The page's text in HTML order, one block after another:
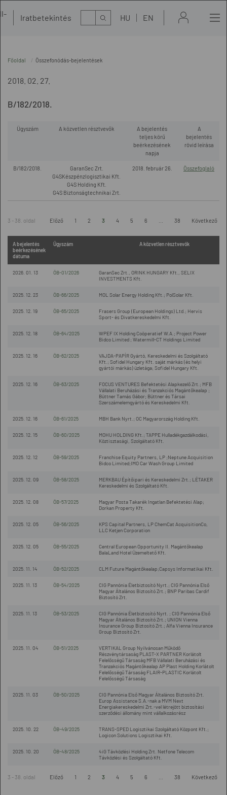
Iratbetekintés Kereső HU EN
Főoldal Összefonódás-bejelentések
2018. 02. 27.
B/182/2018.
Ügyszám A közvetlen résztvevők
A bejelentés
teljes körű
beérkezésének
napja
A
bejelentés
rövid leírása
B/182/2018.
GaranSec Zrt.
G4SKészpénzlogisztikai Kft.
G4S Holding Kft.
G4S Biztonságtechnikai Zrt.
2018. február 26. Összefoglaló
3 - 38. oldal Előző 1 2 3 4 5 6 38 Következő
A bejelentés
beérkezésének
dátuma
Ügyszám A közvetlen résztvevők
2026. 01. 13 ÖB-01/2026
GaranSec Zrt., ORINK HUNGARY Kft., SELIX
INVESTMENTS Kft.
2025. 12. 23 ÖB-66/2025 MOL Solar Energy Holding Kft.; PolSolar Kft.
2025. 12. 19 ÖB-65/2025
Frasers Group (European Holdings) Ltd.; Hervis
Sport- és Divatkereskedelmi Kft.
2025. 12. 18 ÖB-64/2025
WPEF IX Holding Coöperatief W.A.; Project Power
Bidco Limited ; Watermill-CT Holdings Limited
2025. 12. 16 ÖB-62/2025
VAJDA-PAPÍR Gyártó, Kereskedelmi és Szolgáltató
Kft.; Sofidel Hungary Kft. saját márkás (és helyi
gyártói márkás) üzletága; Sofidel Hungary Kft.
2025. 12. 16 ÖB-63/2025
FOCUS VENTURES Befektetési Alapkezelő Zrt.; MFB
Vállalati Beruházási és Tranzakciós Magántőkealap ;
Büttner Tamás Gábor; Büttner és Társai
Szerszámelemgyártó és Kereskedelmi Kft.
2025. 12. 16 ÖB-61/2025 MBH Bank Nyrt.; OC Magyarország Holding Kft.
2025. 12. 15 ÖB-60/2025
MOHU HOLDING Kft.; TAPPE Hulladékgazdálkodási,
Köztisztasági, Szolgáltató Kft.
2025. 12. 12 ÖB-59/2025
Franchise Equity Partners, LP ;Neptune Acquisition
Bidco Limited;IMO Car Wash Group Limited
2025. 12. 09 ÖB-58/2025
MERKBAU Építőipari és Kereskedelmi Zrt.; LÉTAKER
Kereskedelmi és Szolgáltató Kft.
2025. 12. 08 ÖB-57/2025
Magyar Posta Takarék Ingatlan Befektetési Alap;
Dorkan Property Kft.
2025. 12. 05 ÖB-56/2025
KPS Capital Partners, LP ChemCat AcquisitionCo,
LLC Ketjen Corporation
2025. 12. 05 ÖB-55/2025
Central European Opportunity II. Magántőkealap
BalaLand Hotel Üzemeltető Kft.
2025. 11. 14 ÖB-52/2025 CLM Future Magántőkealap;Capsys Informatikai Kft.
2025. 11. 13 ÖB-54/2025
CIG Pannónia Életbiztosító Nyrt.; CIG Pannónia Első
Magyar Általános Biztosító Zrt.; BNP Paribas Cardif
Biztosító Zrt.
2025. 11. 13 ÖB-53/2025
CIG Pannónia Életbiztosító Nyrt. ; CIG Pannónia Első
Magyar Általános Biztosító Zrt.; UNION Vienna
Insurance Group Biztosító Zrt.; Alfa Vienna Insurance
Group Biztosító Zrt.
2025. 11. 04 ÖB-51/2025
VERTIKAL Group Nyilvánosan Működő
Részvénytársaság PLAST-X PARTNER Korlátolt
Felelősségű Társaság MFB Vállalati Beruházási és
Tranzakciós Magántőkealap AP Plast Holding Korlátolt
Felelősségű Társaság FLAIR-PLASTIC Korlátolt
Felelősségű Társaság
2025. 11. 03 ÖB-50/2025
CIG Pannónia Első Magyar Általános Biztosító Zrt.
Europ Assistance S.A.-nak a MVM Next
Energiakereskedelmi Zrt.-vel létrejött biztosítási
szerződési állomány mint vállalkozásrész
2025. 10. 22 ÖB-49/2025
TRANS-SPED Logisztikai Szolgáltató Központ Kft.;
Logicon Solutions Logisztikai Kft.
2025. 10. 20 ÖB-48/2025
4iG Távközlési Holding Zrt. Netfone Telecom
Távközlési és Szolgáltató Kft.
3 - 38. oldal Előző 1 2 3 4 5 6 38 Következő